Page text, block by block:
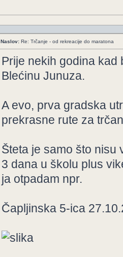
Naslov: Re: Trčanje - od rekreacije do maratona
Prije nekih godina
Blećinu Junuza.
A evo, prva gradska
prekrasne rute za
Šteta je samo što nisu
3 dana u školu plus
ja otpadam npr.
Čapljinska 5-ica